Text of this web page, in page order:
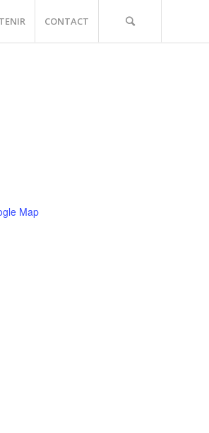
CONTACT
Map